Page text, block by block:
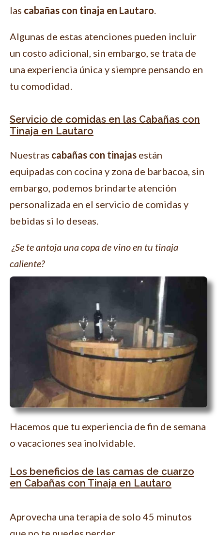
las cabañas con tinaja en Lautaro
Algunas de estas atenciones pueden incluir
un costo adicional, sin embargo, se trata de
una experiencia única y siempre pensando en
tu comodidad.
Servicio de comidas en las Cabañas con
Tinaja en Lautaro
Nuestras cabañas con tinajas están
equipadas con cocina y zona de barbacoa, sin
embargo, podemos brindarte atención
personalizada en el servicio de comidas y
bebidas si lo deseas.
¿Se te antoja una copa de vino en tu tinaja
caliente?
Hacemos que tu experiencia de fin de semana
o vacaciones sea inolvidable.
Los beneficios de las camas de cuarzo
en Cabañas con Tinaja en Lautaro
Aprovecha una terapia de solo 45 minutos